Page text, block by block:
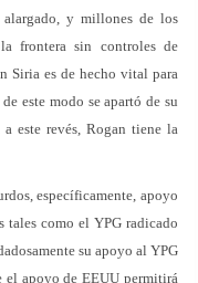
y millones de los
frontera sin controles de
Siria es de hecho vital para
este modo se apartó de su
este revés, Rogan tiene la
específicamente, apoyo
tales como el YPG radicado
su apoyo al YPG
el apoyo de EEUU permitirá